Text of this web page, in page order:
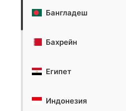
Бангладеш
Бахрейн
Египет
Индонезия